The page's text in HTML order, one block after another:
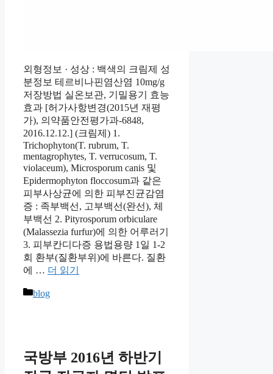
외형정보 · 성상 : 백색의 크림제 성
분정보 테르비나핀염산염 10mg/g
저장방법 실온보관, 기밀용기 효능
효과 [허가사항변경(2015년 재평
가), 의약품안전평가과-6848,
2016.12.12.] (크림제) 1.
Trichophyton(T. rubrum, T.
mentagrophytes, T. verrucosum, T.
violaceum), Microsporum canis 및
Epidermophyton floccosum과 같은
피부사상균에 의한 피부진균감염
증 : 족부백선, 고부백선(완선), 체
부백선 2. Pityrosporum orbiculare
(Malassezia furfur)에 의한 어루러기
3. 피부칸디다증 용법용량 1일 1-2
회 환부(질환부위)에 바른다. 질환
에 … 더 읽기
카
blog
국방부 2016년 하반기